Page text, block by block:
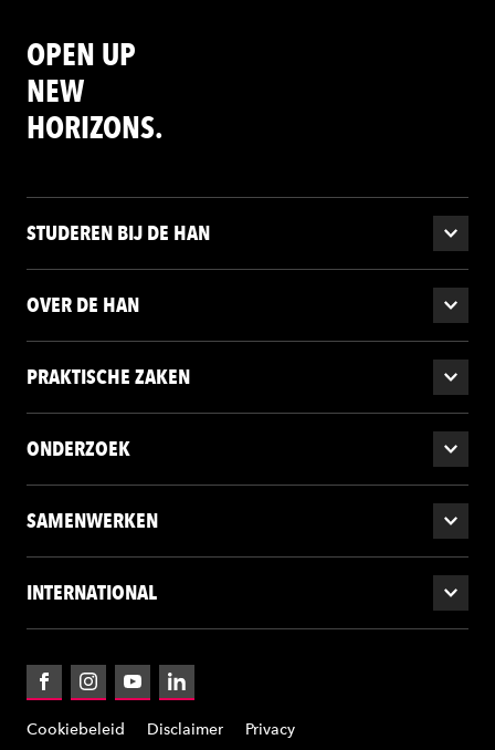
OPEN UP
NEW
HORIZONS.
STUDEREN BIJ DE HAN
OVER DE HAN
PRAKTISCHE ZAKEN
ONDERZOEK
SAMENWERKEN
INTERNATIONAL
FacebookInstagramYouTubeLinkedIn
Cookiebeleid Disclaimer Privacy